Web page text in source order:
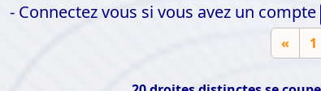
- Connectez vous si vous avez un compte
« 1